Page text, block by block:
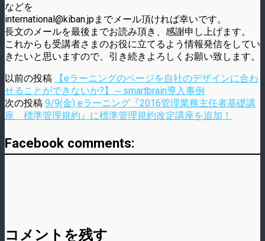
などを
international@kiban.jpまでメール頂ければ幸いです。
長文のメールを最後までお読み頂き、感謝申し上げます。
これからも受講者さまのお役に立てるよう情報発信をしてい
きたいと思いますので、引き続きよろしくお願い致します。
以前の投稿
【eラーニングのページを自社のデザインに合わ
せることができないか?】～smartbrain導入事例
次の投稿 9/9(金) eラーニング『2016管理業務主任者基礎講
座 標準管理規約』に標準管理規約改定講座を追加！
Facebook comments:
コメントを残す